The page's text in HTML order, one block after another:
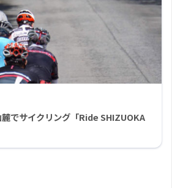
麓でサイクリング「Ride SHIZUOKA